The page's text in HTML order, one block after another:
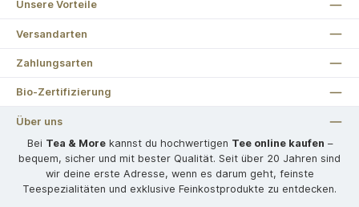
Unsere Vorteile
Versandarten
Zahlungsarten
Bio-Zertifizierung
Über uns
Bei Tea & Morekannst du hochwertigen Tee online kaufen –
bequem, sicher und mit bester Qualität. Seit über 20 Jahren sind
wir deine erste Adresse, wenn es darum geht, feinste
Teespezialitäten und exklusive Feinkostprodukte zu entdecken.